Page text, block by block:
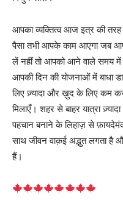
आपका व्यक्तित्व आज इत्र की
पैसा तभी आपके काम आएगा जब
लें नहीं तो आपको आने वाले समय में
आपकी दिन की योजनाओं में बाधा
लिए ज़्यादा और ख़ुद के लिए कम
मिलाएँ। शहर से बाहर यात्रा
पहचान बनाने के लिहाज़ से
साथ जीवन वाक़ई अद्भुत लगता
हैं।